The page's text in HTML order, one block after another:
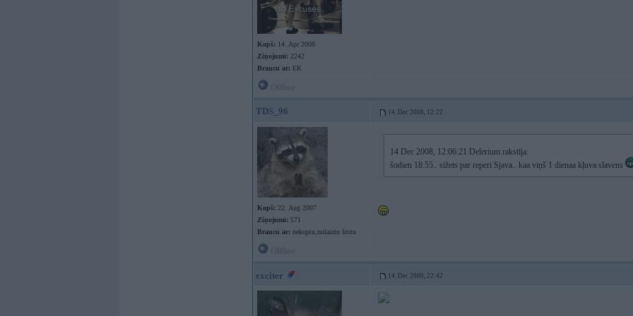
Kopš: 14. Apr 2008
Ziņojumi: 2242
Braucu ar: EK
TDS_96 14. Dec 2008, 12:22
Kopš: 22. Aug 2007
Ziņojumi: 571
Braucu ar: nekoptu,nolaiztu šrotu
14 Dec 2008, 12:06:21 Delerium rakstīja:
šodien 18:55.. sižets par reperi Sjava.. kaa viņš 1 dienaa kļuva slavens
exciter 14. Dec 2008, 22:42